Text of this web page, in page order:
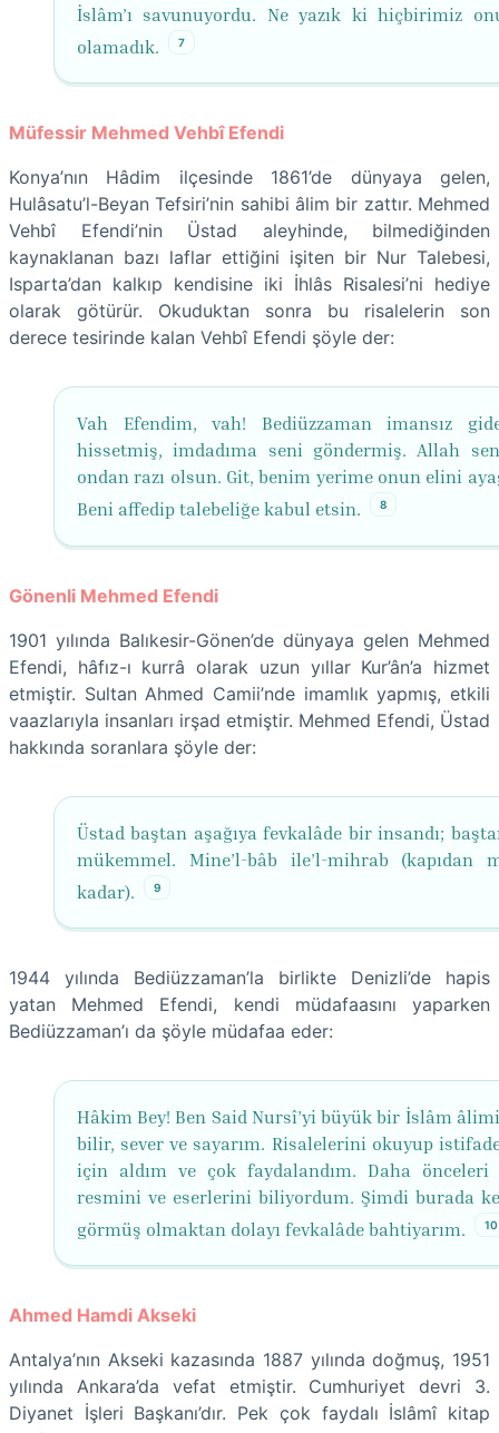
İslâm’ı savunuyordu. Ne yazık ki hiçbirimiz
olamadık.
7
Müfessir Mehmed Vehbî Efendi
Konya’nın Hâdim ilçesinde 1861’de dünyaya gelen,
Hulâsatu’l-Beyan Tefsiri’nin sahibi âlim bir zattır. Mehmed
Vehbî Efendi’nin Üstad aleyhinde, bilmediğinden
kaynaklanan bazı laflar ettiğini işiten bir Nur Talebesi,
Isparta’dan kalkıp kendisine iki İhlâs Risalesi’ni hediye
olarak götürür. Okuduktan sonra bu risalelerin son
derece tesirinde kalan Vehbî Efendi şöyle der:
Vah Efendim, vah! Bediüzzaman imansız
hissetmiş, imdadıma seni göndermiş. Allah
ondan razı olsun. Git, benim yerime onun elini
Beni affedip talebeliğe kabul etsin.
8
Gönenli Mehmed Efendi
1901 yılında Balıkesir-Gönen’de dünyaya gelen Mehmed
Efendi, hâfız-ı kurrâ olarak uzun yıllar Kur’ân’a hizmet
etmiştir. Sultan Ahmed Camii’nde imamlık yapmış, etkili
vaazlarıyla insanları irşad etmiştir. Mehmed Efendi, Üstad
hakkında soranlara şöyle der:
Üstad baştan aşağıya fevkalâde bir insandı;
mükemmel. Mine’l-bâb ile’l-mihrab (kapıdan
kadar).
9
1944 yılında Bediüzzaman’la birlikte Denizli’de hapis
yatan Mehmed Efendi, kendi müdafaasını yaparken
Bediüzzaman’ı da şöyle müdafaa eder:
Hâkim Bey! Ben Said Nursî’yi büyük bir İslâm
bilir, sever ve sayarım. Risalelerini okuyup
için aldım ve çok faydalandım. Daha
resmini ve eserlerini biliyordum. Şimdi burada
görmüş olmaktan dolayı fevkalâde bahtiyarım.
10
Ahmed Hamdi Akseki
Antalya’nın Akseki kazasında 1887 yılında doğmuş, 1951
yılında Ankara’da vefat etmiştir. Cumhuriyet devri 3.
Diyanet İşleri Başkanı’dır. Pek çok faydalı İslâmî kitap